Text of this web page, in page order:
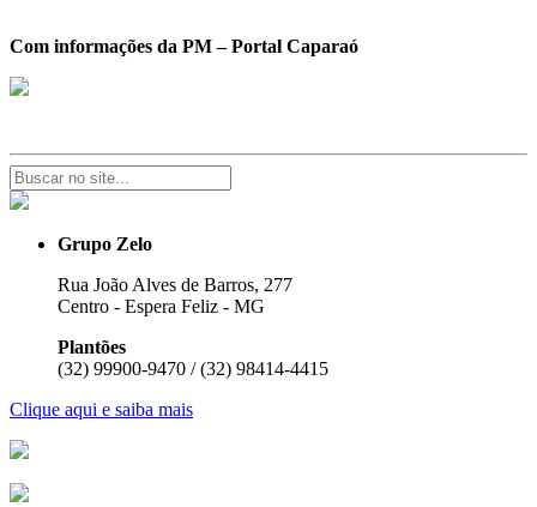
Com informações da PM – Portal Caparaó
Grupo Zelo
Rua João Alves de Barros, 277
Centro - Espera Feliz - MG
Plantões
(32) 99900-9470 / (32) 98414-4415
Clique aqui e saiba mais